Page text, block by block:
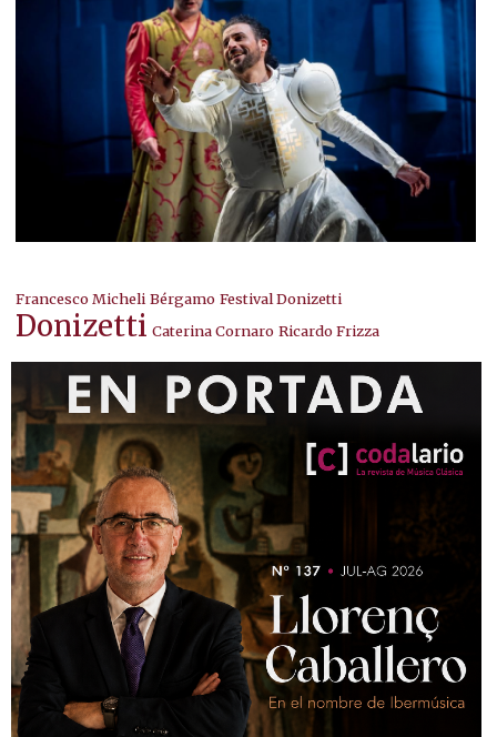
Francesco Micheli Bérgamo Festival Donizetti
Donizetti Caterina Cornaro Ricardo Frizza